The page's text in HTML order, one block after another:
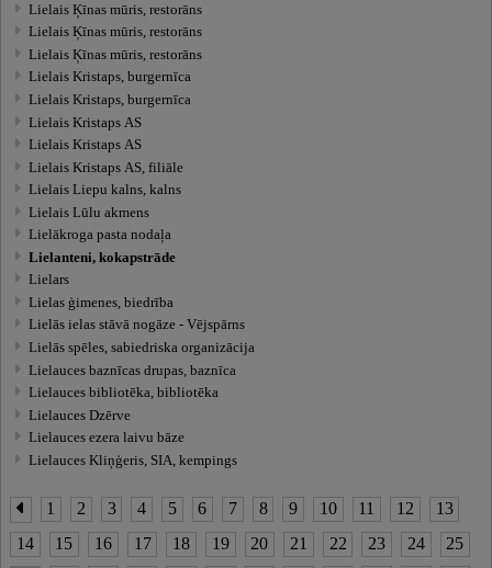
Lielais Ķīnas mūris, restorāns
Lielais Ķīnas mūris, restorāns
Lielais Ķīnas mūris, restorāns
Lielais Kristaps, burgernīca
Lielais Kristaps, burgernīca
Lielais Kristaps AS
Lielais Kristaps AS
Lielais Kristaps AS, filiāle
Lielais Liepu kalns, kalns
Lielais Lūlu akmens
Lielākroga pasta nodaļa
Lielanteni, kokapstrāde
Lielars
Lielas ģimenes, biedrība
Lielās ielas stāvā nogāze - Vējspārns
Lielās spēles, sabiedriska organizācija
Lielauces baznīcas drupas, baznīca
Lielauces bibliotēka, bibliotēka
Lielauces Dzērve
Lielauces ezera laivu bāze
Lielauces Kliņģeris, SIA, kempings
1 2 3 4 5 6 7 8 9 10 11 12
13
14
15 16 17 18 19 20 21 22 23 24
25